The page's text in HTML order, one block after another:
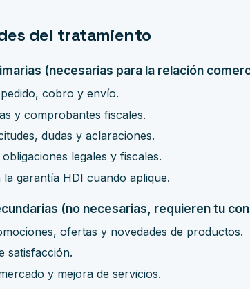
del tratamiento
(necesarias para la relación
cobro y envío.
y comprobantes fiscales.
dudas y aclaraciones.
legales y fiscales.
la garantía HDI cuando aplique.
(no necesarias, requieren tu
ofertas y novedades de productos.
satisfacción.
y mejora de servicios.